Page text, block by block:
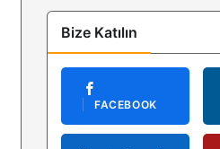
trendin
Bize Katılın
FACEBOOK